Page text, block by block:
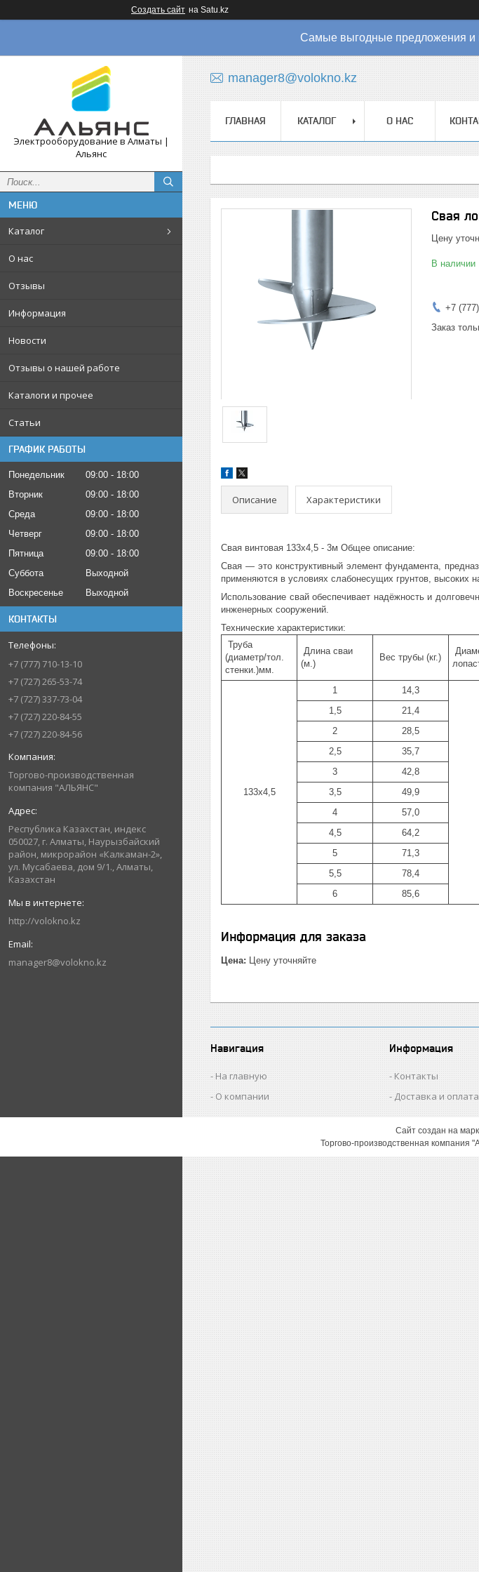
Создать сайт на Satu.kz
Самые выгодные предложения и
Электрооборудование в Алматы |
Альянс
Каталог
О нас
Отзывы
Информация
Новости
Отзывы о нашей работе
Каталоги и прочее
Статьи
ГРАФИК РАБОТЫ
Понедельник 09:00
18:00
Вторник
09:00
18:00
Среда
09:00
18:00
Четверг
09:00
18:00
Пятница
09:00
18:00
Суббота
Выходной
Воскресенье
Выходной
КОНТАКТЫ
+7 (777) 710-13-10
+7 (727) 265-53-74
+7 (727) 337-73-04
+7 (727) 220-84-55
+7 (727) 220-84-56
Торгово-производственная
компания "АЛЬЯНС"
Республика Казахстан, индекс
050027, г. Алматы, Наурызбайский
район, микрорайон «Калкаман-2»,
ул. Мусабаева, дом 9/1., Алматы,
Казахстан
http://volokno.kz
manager8@volokno.kz
manager8@volokno.kz
ГЛАВНАЯ КАТАЛОГ О НАС
Свая
Цену
В наличии
+7
Заказ
Описание Характеристики
Свая винтовая 133х4,5 - 3м Общее описание:
Свая — это конструктивный элемент фундамента,
применяются в условиях слабонесущих грунтов, высоких
Использование свай обеспечивает надёжность и
инженерных сооружений.
Технические характеристики:
Труба
(диаметр/тол.
стенки.)мм.
Длина сваи
(м.)
Вес трубы (кг.)
133х4,5
1 14,3
1,5 21,4
2
28,5
2,5
35,7
3
42,8
3,5
49,9
4
57,0
4,5
64,2
5
71,3
5,5
78,4
6
85,6
Информация для заказа
Цена: Цену уточняйте
Навигация
На главную
О компании
Информация
Контакты
Доставка и оплата
Сайт создан на